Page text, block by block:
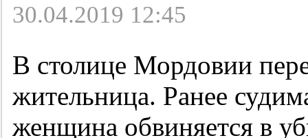
30.04.2019 12:45
В столице Мордовии
жительница. Ранее
женщина обвиняется в